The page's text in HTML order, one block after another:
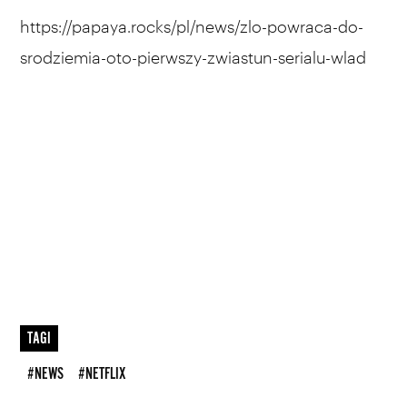
https://papaya.rocks/pl/news/zlo-powraca-do-
srodziemia-oto-pierwszy-zwiastun-serialu-wlad
TAGI
#NEWS #NETFLIX